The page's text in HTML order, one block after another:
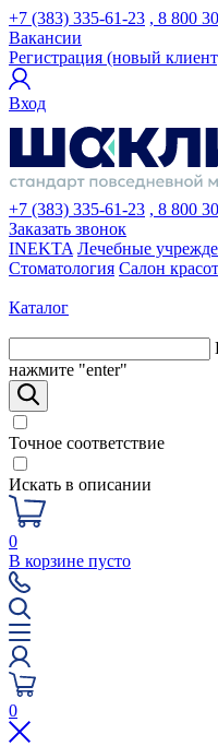
+7 (383) 335-61-23 , 8 800
Вакансии
Регистрация (новый
Вход
+7 (383) 335-61-23 , 8 800
Заказать звонок
INEKTA Лечебные
Стоматология Салон
Каталог
нажмите "enter"
Точное соответствие
Искать в описании
0
В корзине пусто
0